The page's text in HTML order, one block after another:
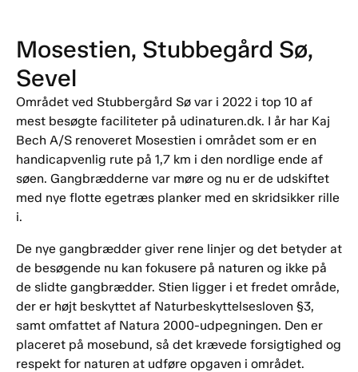
Mosestien, Stubbegård Sø,
Sevel
Området ved Stubbergård Sø var i 2022 i top 10 af
mest besøgte faciliteter på udinaturen.dk. I år har Kaj
Bech A/S renoveret Mosestien i området som er en
handicapvenlig rute på 1,7 km i den nordlige ende af
søen. Gangbrædderne var møre og nu er de udskiftet
med nye flotte egetræs planker med en skridsikker rille
i.
De nye gangbrædder giver rene linjer og det betyder at
de besøgende nu kan fokusere på naturen og ikke på
de slidte gangbrædder. Stien ligger i et fredet område,
der er højt beskyttet af Naturbeskyttelsesloven §3,
samt omfattet af Natura 2000-udpegningen. Den er
placeret på mosebund, så det krævede forsigtighed og
respekt for naturen at udføre opgaven i området.